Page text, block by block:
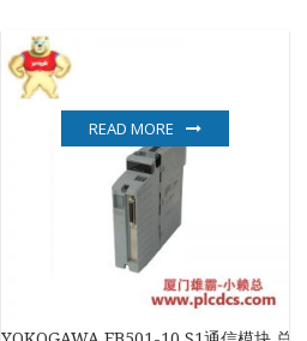
READ MORE